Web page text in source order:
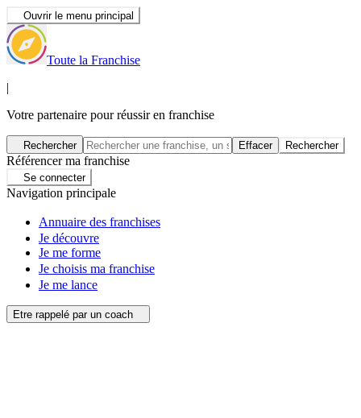
Ouvrir le menu principal
Toute la Franchise
|
Votre partenaire pour réussir en franchise
Rechercher Effacer Rechercher
Référencer ma franchise
Se connecter
Navigation principale
Annuaire des franchises
Je découvre
Je me forme
Je choisis ma franchise
Je me lance
Etre rappelé par un coach